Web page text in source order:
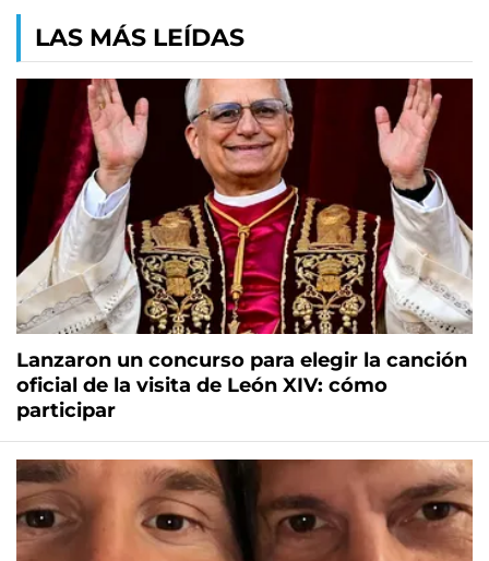
LAS MÁS LEÍDAS
Lanzaron un concurso para elegir la canción
oficial de la visita de León XIV: cómo
participar